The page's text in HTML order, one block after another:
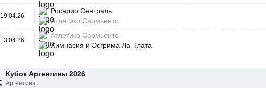
19.04.26
Росарио Сентраль
Атлетико Сармьенто
13.04.26
Атлетико Сармьенто
Химнасия и Эсгрима Ла Плата
Кубок Аргентины 2026
Аргентина